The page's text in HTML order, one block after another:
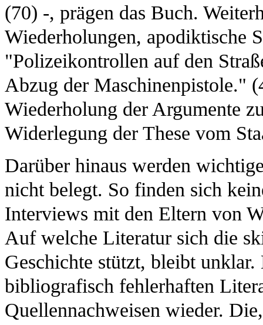
(70) -, prägen das Buch.
Wiederholungen, apodiktische
"Polizeikontrollen auf den
Abzug der Maschinenpistole."
Wiederholung der Argumente
Widerlegung der These vom
Darüber hinaus werden
nicht belegt. So finden sich
Interviews mit den Eltern von
Auf welche Literatur sich die
Geschichte stützt, bleibt
bibliografisch fehlerhaften
Quellennachweisen wieder.